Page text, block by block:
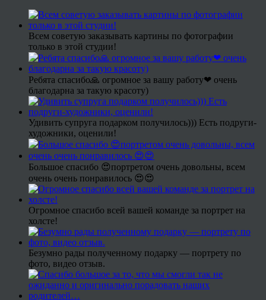
Всем советую заказывать картины по фотографии
только в этой студии!
Ребята спасибо🙏 огромное за вашу работу❤ очень
благодарна за такую красоту)
Удивить супруга подарком получилось))) Есть подруги-
художники, оценили!
Большое спасибо 😍портретом очень довольны, всем
очень очень понравилось 😍😍
Огромное спасибо всей вашей команде за портрет на
холсте!
Безумно рады полученному подарку — портрету по
фото, видео отзыв.